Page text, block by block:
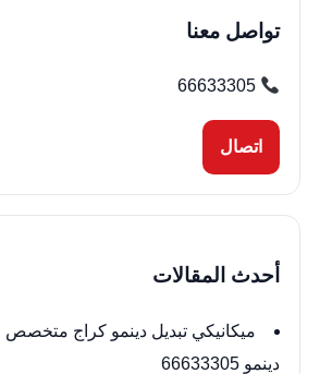
تواصل معنا
66633305
اتصال
أحدث المقالات
ميكانيكي تبديل دينمو كراج متخصص
دينمو 66633305